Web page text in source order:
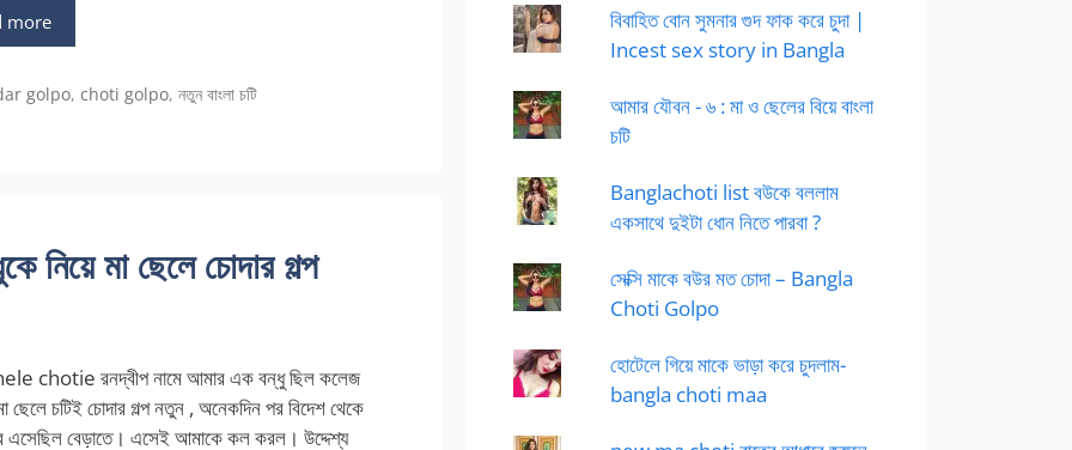
more
golpo,choti golpo,নতুন বাংলা চটি
মা ছেলে চোদার গল্প
chotie রনদ্বীপ নামে আমার এক বন্ধু ছিল কলেজ
ছেলে চটিই চোদার গল্প নতুন , অনেকদিন পর বিদেশ থেকে
এসেছিল বেড়াতে। এসেই আমাকে কল করল। উদ্দেশ্য
বিবাহিত বোন সুমনার গুদ ফাক করে চুদা |
Incest sex story in Bangla
আমার যৌবন - ৬ : মা ও ছেলের বিয়ে বাংলা
চটি
Banglachoti list বউকে বললাম
একসাথে দুইটা ধোন নিতে পারবা ?
সেক্সি মাকে বউর মত চোদা – Bangla
Choti Golpo
হোটেলে গিয়ে মাকে ভাড়া করে চুদলাম-
bangla choti maa